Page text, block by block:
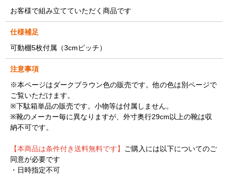
お客様で組み立てていただく商品です
仕様補足
可動棚5枚付属（3cmピッチ）
注意事項
※本ページはダークブラウン色の販売です。他の色は別ページで
ご覧いただけます。
※下駄箱単品の販売です。小物等は付属しません。
※靴のメーカー毎に異なりますが、外寸奥行29cm以上の靴は収
納不可です。
【本商品は条件付き送料無料です】 ご購入には以下についてのご
同意が必要です
・日時指定不可